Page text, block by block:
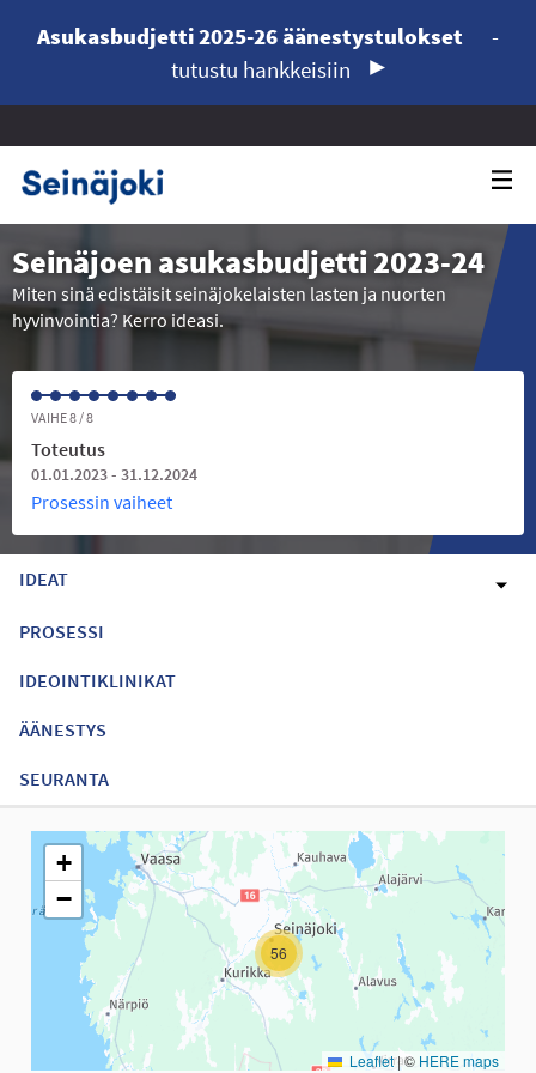
Asukasbudjetti 2025-26 äänestystulokset
-
tutustu hankkeisiin
Seinäjoen asukasbudjetti 2023-24
Miten sinä edistäisit seinäjokelaisten lasten ja nuorten
hyvinvointia? Kerro ideasi.
VAIHE 8 / 8
Toteutus
01.01.2023 - 31.12.2024
Prosessin vaiheet
IDEAT
PROSESSI
IDEOINTIKLINIKAT
ÄÄNESTYS
SEURANTA
Seuraavassa elementissä on kartta, joka esittää tämän
56
+
−
Leaflet |© HERE maps